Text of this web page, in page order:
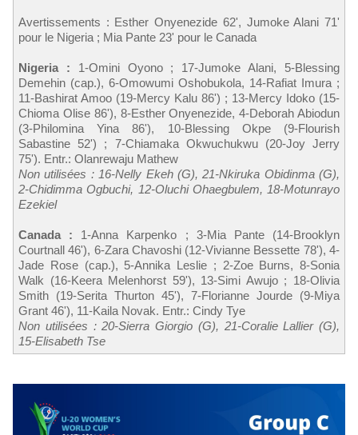
Avertissements : Esther Onyenezide 62', Jumoke Alani 71'
pour le Nigeria ; Mia Pante 23' pour le Canada
Nigeria : 1-Omini Oyono ; 17-Jumoke Alani, 5-Blessing
Demehin (cap.), 6-Omowumi Oshobukola, 14-Rafiat Imura ;
11-Bashirat Amoo (19-Mercy Kalu 86') ; 13-Mercy Idoko (15-
Chioma Olise 86'), 8-Esther Onyenezide, 4-Deborah Abiodun
(3-Philomina Yina 86'), 10-Blessing Okpe (9-Flourish
Sabastine 52') ; 7-Chiamaka Okwuchukwu (20-Joy Jerry
75'). Entr.: Olanrewaju Mathew
Non utilisées : 16-Nelly Ekeh (G), 21-Nkiruka Obidinma (G),
2-Chidimma Ogbuchi, 12-Oluchi Ohaegbulem, 18-Motunrayo
Ezekiel
Canada : 1-Anna Karpenko ; 3-Mia Pante (14-Brooklyn
Courtnall 46'), 6-Zara Chavoshi (12-Vivianne Bessette 78'), 4-
Jade Rose (cap.), 5-Annika Leslie ; 2-Zoe Burns, 8-Sonia
Walk (16-Keera Melenhorst 59'), 13-Simi Awujo ; 18-Olivia
Smith (19-Serita Thurton 45'), 7-Florianne Jourde (9-Miya
Grant 46'), 11-Kaila Novak. Entr.: Cindy Tye
Non utilisées : 20-Sierra Giorgio (G), 21-Coralie Lallier (G),
15-Elisabeth Tse